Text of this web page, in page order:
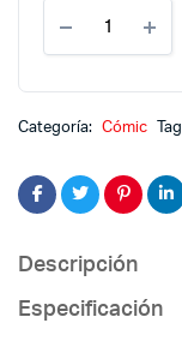
asombroso
hombre
22
Categoría: Cómic
Descripción
Especificación